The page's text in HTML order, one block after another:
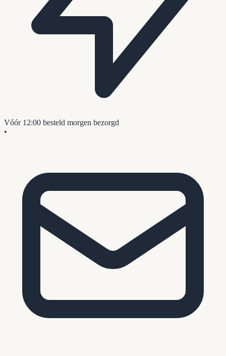
Vóór 12:00 besteld morgen bezorgd
•